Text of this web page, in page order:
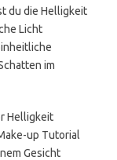
du die Helligkeit
Licht
im
Helligkeit
up Tutorial
Gesicht